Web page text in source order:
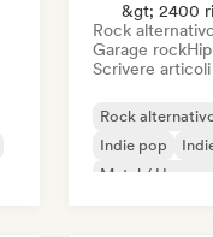
&gt; 2400
Rock
Garage rock
Scrivere articoli
Rock
Indie pop
Metal / Heavy